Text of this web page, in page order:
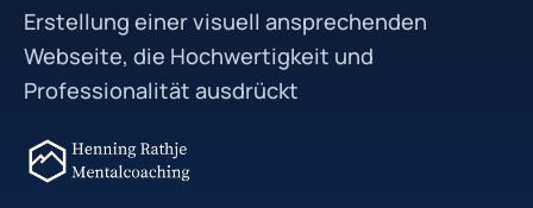
Erstellung einer visuell ansprechenden
Webseite, die Hochwertigkeit und
Professionalität ausdrückt